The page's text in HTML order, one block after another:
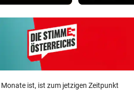
ist, ist zum jetzigen Zeitpunkt